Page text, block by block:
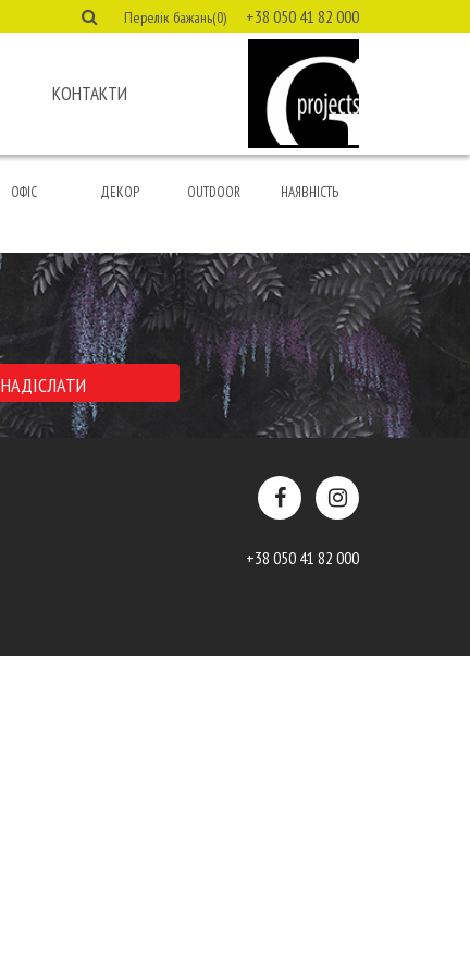
Перелік бажань(0) +38 050 41 82 000
КОНТАКТИ
ОФІС ДЕКОР OUTDOOR НАЯВНІСТЬ
+38 050 41 82 000